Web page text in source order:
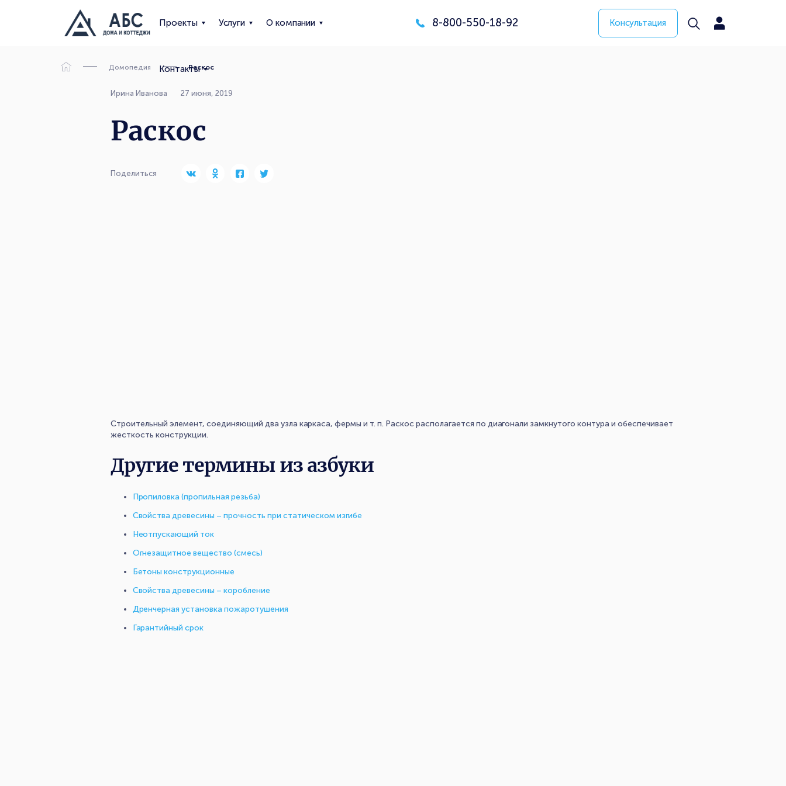
Проекты Услуги О компании
Контакты
8-800-550-18-92 Консультация
Домопедия Раскос
Ирина Иванова 27 июня, 2019
Раскос
Поделиться
Строительный элемент, соединяющий два узла каркаса, фермы и т. п. Раскос располагается по диагонали замкнутого контура и обеспечивает
жесткость конструкции.
Другие термины из азбуки
Пропиловка (пропильная резьба)
Свойства древесины – прочность при статическом изгибе
Неотпускающий ток
Огнезащитное вещество (смесь)
Бетоны конструкционные
Свойства древесины – коробление
Дренчерная установка пожаротушения
Гарантийный срок